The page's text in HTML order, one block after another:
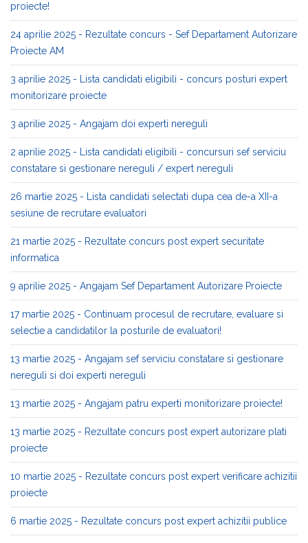
proiecte!
24 aprilie 2025 - Rezultate concurs - Sef Departament Autorizare
Proiecte AM
3 aprilie 2025 - Lista candidati eligibili - concurs posturi expert
monitorizare proiecte
3 aprilie 2025 - Angajam doi experti nereguli
2 aprilie 2025 - Lista candidati eligibili - concursuri sef serviciu
constatare si gestionare nereguli / expert nereguli
26 martie 2025 - Lista candidati selectati dupa cea de-a XII-a
sesiune de recrutare evaluatori
21 martie 2025 - Rezultate concurs post expert securitate
informatica
9 aprilie 2025 - Angajam Sef Departament Autorizare Proiecte
17 martie 2025 - Continuam procesul de recrutare, evaluare si
selectie a candidatilor la posturile de evaluatori!
13 martie 2025 - Angajam sef serviciu constatare si gestionare
nereguli si doi experti nereguli
13 martie 2025 - Angajam patru experti monitorizare proiecte!
13 martie 2025 - Rezultate concurs post expert autorizare plati
proiecte
10 martie 2025 - Rezultate concurs post expert verificare achizitii
proiecte
6 martie 2025 - Rezultate concurs post expert achizitii publice